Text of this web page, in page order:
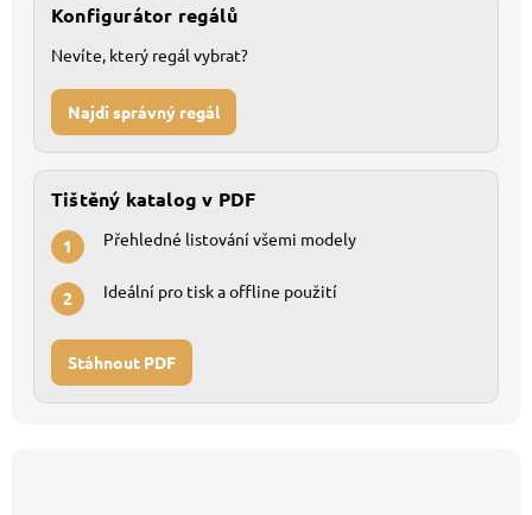
Konfigurátor regálů
Nevíte, který regál vybrat?
Najdi správný regál
Tištěný katalog v PDF
1 Přehledné listování všemi modely
2 Ideální pro tisk a offline použití
Stáhnout PDF